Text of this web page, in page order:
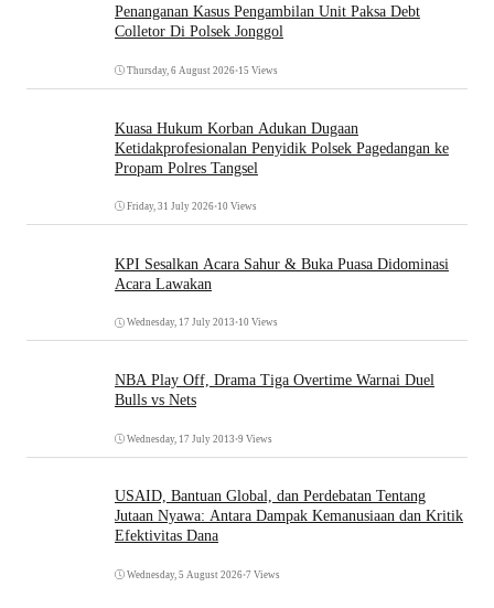
Penanganan Kasus Pengambilan Unit Paksa Debt
Colletor Di Polsek Jonggol
Thursday, 6 August 2026•15 Views
Kuasa Hukum Korban Adukan Dugaan
Ketidakprofesionalan Penyidik Polsek Pagedangan ke
Propam Polres Tangsel
Friday, 31 July 2026•10 Views
KPI Sesalkan Acara Sahur & Buka Puasa Didominasi
Acara Lawakan
Wednesday, 17 July 2013 •10 Views
NBA Play Off, Drama Tiga Overtime Warnai Duel
Bulls vs Nets
Wednesday, 17 July 2013 •9 Views
USAID, Bantuan Global, dan Perdebatan Tentang
Jutaan Nyawa: Antara Dampak Kemanusiaan dan Kritik
Efektivitas Dana
Wednesday, 5 August 2026•7 Views